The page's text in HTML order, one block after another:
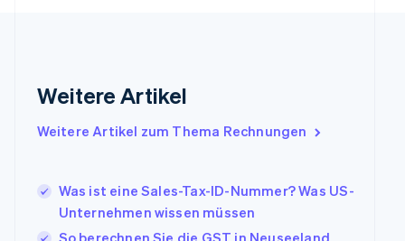
Weitere Artikel
Weitere Artikel zum Thema Rechnungen
Was ist eine Sales-Tax-ID-Nummer? Was US-
Unternehmen wissen müssen
English
Indien
English
Italien
ItalianoEnglish
Japan